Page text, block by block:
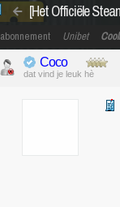
[Het Officiële
abonnement Unibet
Coco
dat vind je leuk hè